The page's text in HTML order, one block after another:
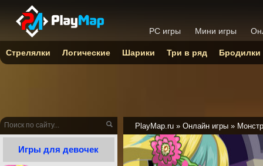
PlayMap.ru » Онлайн игры »
Игры для девочек
PC игры Мини игры
Стрелялки Логические Шарики Три в ряд Бродилки